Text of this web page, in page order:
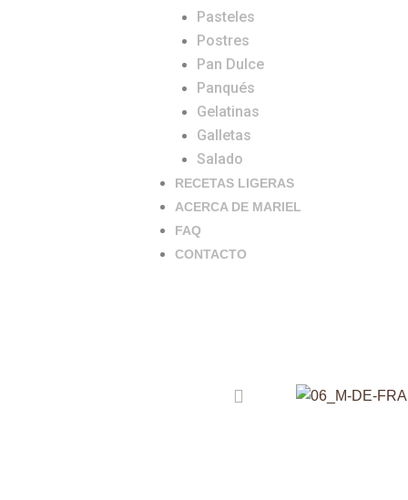
Pasteles
Postres
Pan Dulce
Panqués
Gelatinas
Galletas
Salado
RECETAS LIGERAS
ACERCA DE MARIEL
FAQ
CONTACTO
Previo